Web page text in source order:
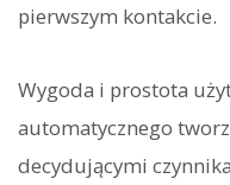
pierwszym kontakcie.
Wygoda i prostota
automatycznego
decydującymi